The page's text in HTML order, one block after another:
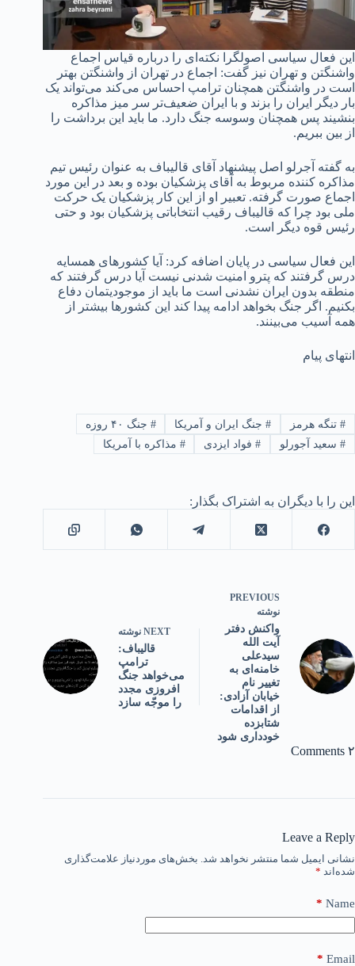
این فعال سیاسی اصولگرا نکته‌ای را درباره قیاس اجماع
واشنگتن و تهران نیز گفت: اجماع در تهران از واشنگتن بهتر
است در واشنگتن همچنان ترامپ احساس می‌کند می‌تواند یک
بار دیگر ایران را بزند و با ایران ضعیف‌تر سر میز مذاکره
بنشیند پس همچنان وسوسه جنگ دارد. ما باید این برداشت را
از بین ببریم.
به گفته آجرلو اصل پیشنهاد آقای قالیباف به عنوان رئیس تیم
مذاکره کننده مربوط به آقای پزشکیان بوده و بعد در این مورد
اجماع صورت گرفته. تعبیر او از این کار پزشکیان یک حرکت
ملی بود چرا که قالیباف رقیب انتخاباتی پزشکیان بود و حتی
رئیس قوه دیگر است.
این فعال سیاسی در پایان اضافه کرد: آیا کشورهای همسایه
درس گرفتند که پترو امنیت شدنی نیست آیا درس گرفتند که
منطقه بدون ایران نشدنی است ما باید از موجودیتمان دفاع
بکنیم. اگر جنگ بخواهد ادامه پیدا کند این کشورها بیشتر از
همه آسیب می‌بینند.
انتهای پیام
#تنگه هرمز #جنگ ایران و آمریکا # جنگ ۴۰ روزه
#سعید آجورلو #فواد ایزدی # مذاکره با آمریکا
این را با دیگران به اشتراک بگذار:
PREVIOUS
نوشته
واکنش دفتر
آیت الله
سیدعلی
خامنه‌ای به
تغییر نام
خیابان آزادی:
از اقدامات
شتابزده
خودداری شود
NEXT نوشته
قالیباف:
ترامپ
می‌خواهد جنگ
افروزی مجدد
را موجّه سازد
۲ Comments
Leave a Reply
نشانی ایمیل شما منتشر نخواهد شد. بخش‌های موردنیاز علامت‌گذاری
شده‌اند *
Name
*
Email
*